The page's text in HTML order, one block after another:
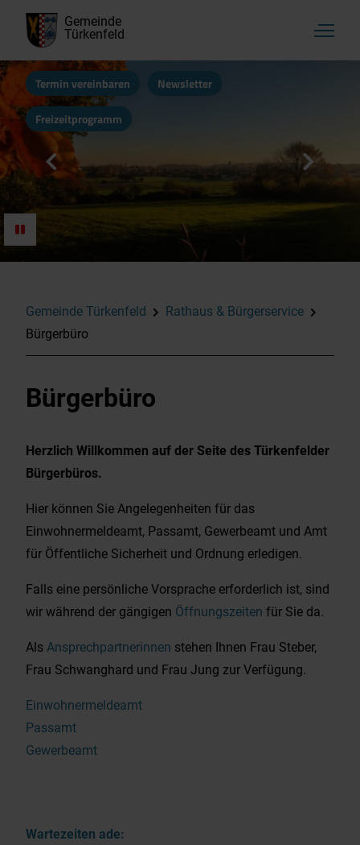
Gemeinde
Türkenfeld
Termin vereinbaren Newsletter
Freizeitprogramm
Aktuelles, Startseite
Rathaus & Bürgerservice
Familie & Soziales
Wirtschaft & Gewerbe
EnergieMonitor
Wartezeiten ade:
Gemeinde Türkenfeld
Rathaus & Bürgerservice
Bürgerbüro
Bürgerbüro
Herzlich Willkommen auf der Seite des Türkenfelder
Bürgerbüros.
Hier können Sie Angelegenheiten für das
Einwohnermeldeamt, Passamt, Gewerbeamt und Amt
für Öffentliche Sicherheit und Ordnung erledigen.
Falls eine persönliche Vorsprache erforderlich ist, sind
wir während der gängigen Öffnungszeiten für Sie da.
Als Ansprechpartnerinnen stehen Ihnen Frau Steber,
Frau Schwanghard und Frau Jung zur Verfügung.
Einwohnermeldeamt
Passamt
Gewerbeamt